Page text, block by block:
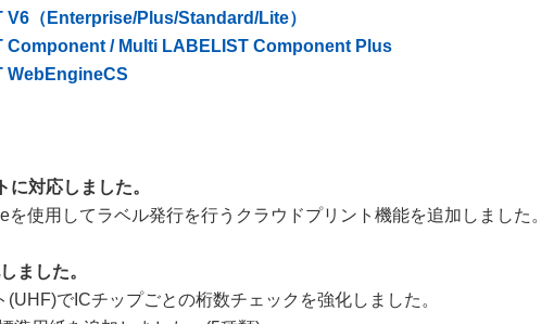
V6（Enterprise/Plus/Standard/Lite）
Component / Multi LABELIST Component Plus
WebEngineCS
に対応しました。
を使用してラベル発行を行うクラウドプリント機能を追加しました。
ました。
(UHF)でICチップごとの桁数チェックを強化しました。